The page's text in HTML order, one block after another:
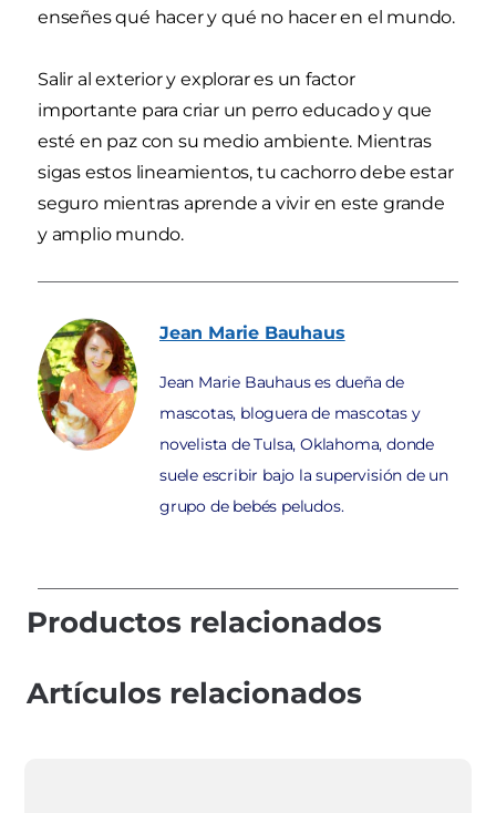
enseñes qué hacer y qué no hacer en el mundo.
Salir al exterior y explorar es un factor
importante para criar un perro educado y que
esté en paz con su medio ambiente. Mientras
sigas estos lineamientos, tu cachorro debe estar
seguro mientras aprende a vivir en este grande
y amplio mundo.
Jean Marie Bauhaus
Jean Marie Bauhaus es dueña de
mascotas, bloguera de mascotas y
novelista de Tulsa, Oklahoma, donde
suele escribir bajo la supervisión de un
grupo de bebés peludos.
Productos relacionados
Artículos relacionados